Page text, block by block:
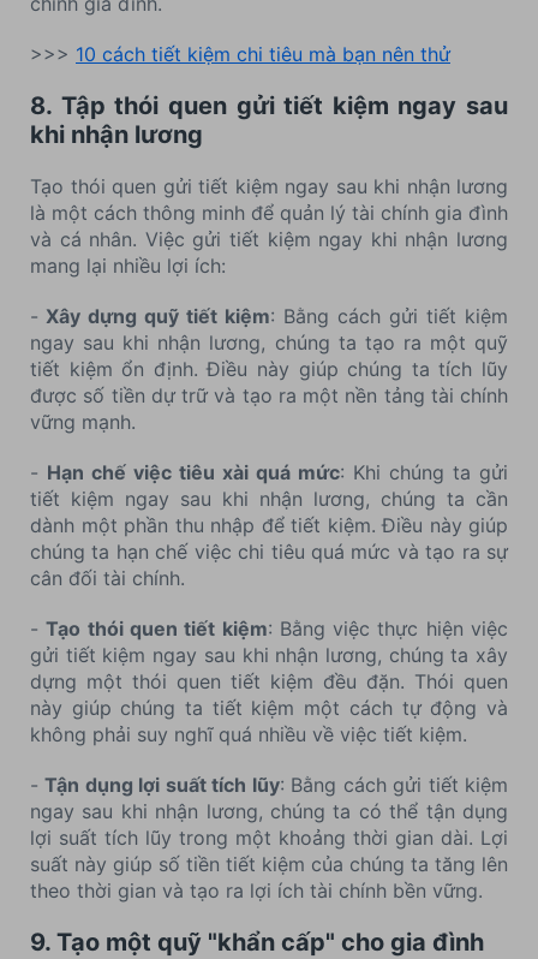
>>> 10 cách tiết kiệm chi tiêu mà bạn nên thử
8. Tập thói quen gửi tiết kiệm ngay sau
khi nhận lương
Tạo thói quen gửi tiết kiệm ngay sau khi nhận lương
là một cách thông minh để quản lý tài chính gia đình
và cá nhân. Việc gửi tiết kiệm ngay khi nhận lương
mang lại nhiều lợi ích:
- Xây dựng quỹ tiết kiệm: Bằng cách gửi tiết kiệm
ngay sau khi nhận lương, chúng ta tạo ra một quỹ
tiết kiệm ổn định. Điều này giúp chúng ta tích lũy
được số tiền dự trữ và tạo ra một nền tảng tài chính
vững mạnh.
- Hạn chế việc tiêu xài quá mức: Khi chúng ta gửi
tiết kiệm ngay sau khi nhận lương, chúng ta cần
dành một phần thu nhập để tiết kiệm. Điều này giúp
chúng ta hạn chế việc chi tiêu quá mức và tạo ra sự
cân đối tài chính.
-Tạo thói quen tiết kiệm: Bằng việc thực hiện việc
gửi tiết kiệm ngay sau khi nhận lương, chúng ta xây
dựng một thói quen tiết kiệm đều đặn. Thói quen
này giúp chúng ta tiết kiệm một cách tự động và
không phải suy nghĩ quá nhiều về việc tiết kiệm.
-Tận dụng lợi suất tích lũy: Bằng cách gửi tiết kiệm
ngay sau khi nhận lương, chúng ta có thể tận dụng
lợi suất tích lũy trong một khoảng thời gian dài. Lợi
suất này giúp số tiền tiết kiệm của chúng ta tăng lên
theo thời gian và tạo ra lợi ích tài chính bền vững.
9. Tạo một quỹ "khẩn cấp" cho gia đình